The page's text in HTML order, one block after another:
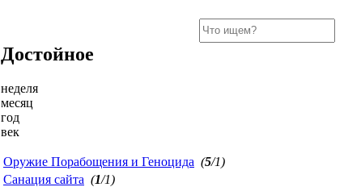
Достойное
неделя
месяц
год
век
Оружие Порабощения и Геноцида (5/1)
Санация сайта (1/1)